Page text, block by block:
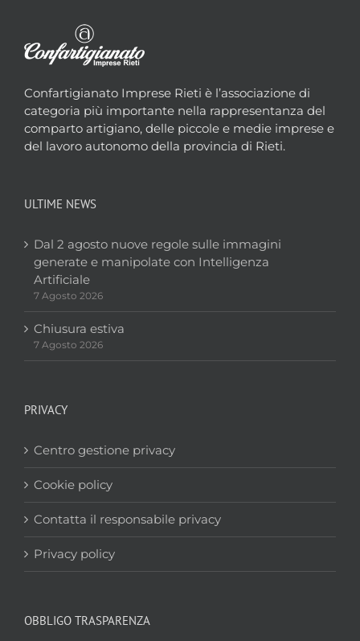
Confartigianato Imprese Rieti è l’associazione di
categoria più importante nella rappresentanza del
comparto artigiano, delle piccole e medie imprese e
del lavoro autonomo della provincia di Rieti.
ULTIME NEWS
Dal 2 agosto nuove regole sulle immagini
generate e manipolate con Intelligenza
Artificiale
7 Agosto 2026
Chiusura estiva
7 Agosto 2026
PRIVACY
Centro gestione privacy
Cookie policy
Contatta il responsabile privacy
Privacy policy
OBBLIGO TRASPARENZA